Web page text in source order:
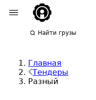
Найти грузы
Главная
Тендеры
Разный